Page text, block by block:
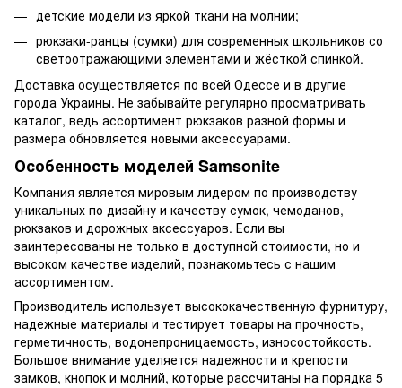
детские модели из яркой ткани на молнии;
рюкзаки-ранцы (сумки) для современных школьников со
светоотражающими элементами и жёсткой спинкой.
Доставка осуществляется по всей Одессе и в другие
города Украины. Не забывайте регулярно просматривать
каталог, ведь ассортимент рюкзаков разной формы и
размера обновляется новыми аксессуарами.
Особенность моделей Samsonite
Компания является мировым лидером по производству
уникальных по дизайну и качеству сумок, чемоданов,
рюкзаков и дорожных аксессуаров. Если вы
заинтересованы не только в доступной стоимости, но и
высоком качестве изделий, познакомьтесь с нашим
ассортиментом.
Производитель использует высококачественную фурнитуру,
надежные материалы и тестирует товары на прочность,
герметичность, водонепроницаемость, износостойкость.
Большое внимание уделяется надежности и крепости
замков, кнопок и молний, которые рассчитаны на порядка 5